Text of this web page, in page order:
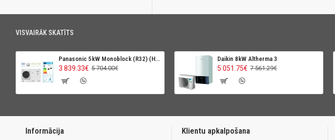
VISVAIRĀK SKATĪTS
Panasonic 5kW Monoblock (R32) (High Perfomance)
3 839.33€ 5 704.00€
Daikin 8kW Altherma 3
5 051.75€ 7 561.29€
Informācija Klientu apkalpošana